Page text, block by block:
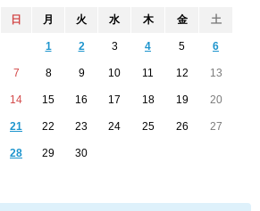
日 月 火 水 木 金 土
1 2 3 4 5 6
7 8 9 10 11 12 13
14 15 16 17 18 19 20
21 22 23 24 25 26 27
28 29 30